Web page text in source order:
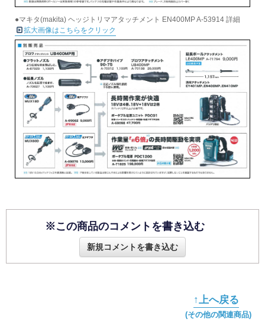
●マキタ(makita) ヘッジトリマアタッチメント EN400MP A-53914 詳細
拡大画像はこちらをクリック
※この商品のコメントを書き込む
新規コメントを書き込む
↑上へ戻る
(その他の関連商品)